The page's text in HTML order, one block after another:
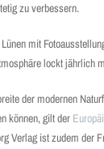
zu verbessern.
mit
lockt jährlich
der modernen
können, gilt der
Verlag ist zudem